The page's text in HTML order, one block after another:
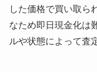
した価格で買い取ら
なため即日現金化は
ルや状態によって査